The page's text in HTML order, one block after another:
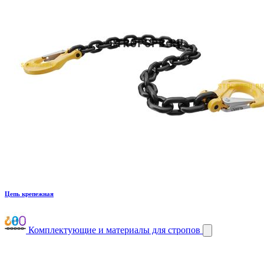
Цепь крепежная
Комплектующие и материалы для стропов